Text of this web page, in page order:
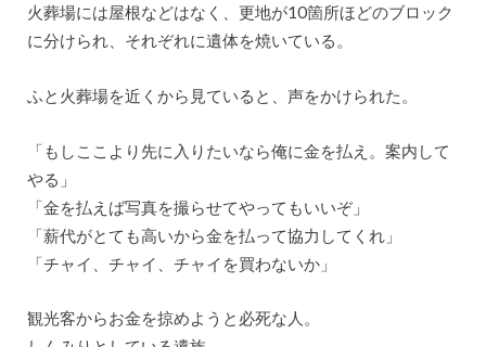
火葬場には屋根などはなく、更地が10箇所ほどのブロック
に分けられ、それぞれに遺体を焼いている。
ふと火葬場を近くから見ていると、声をかけられた。
「もしここより先に入りたいなら俺に金を払え。案内して
やる」
「金を払えば写真を撮らせてやってもいいぞ」
「薪代がとても高いから金を払って協力してくれ」
「チャイ、チャイ、チャイを買わないか」
観光客からお金を掠めようと必死な人。